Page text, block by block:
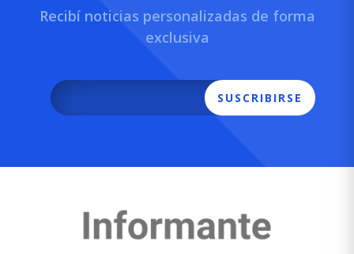
Recibí noticias personalizadas de forma
exclusiva
SUSCRIBIRSE